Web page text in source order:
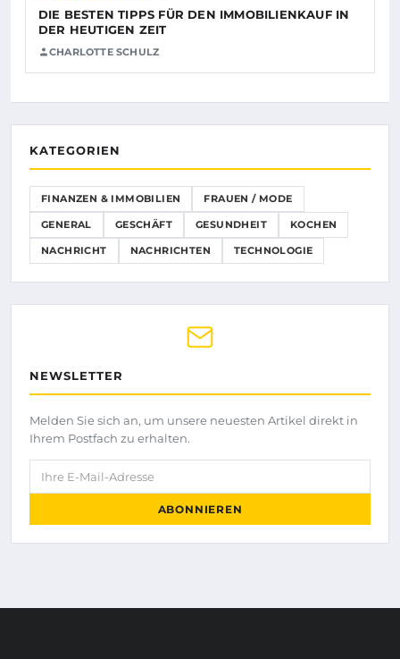
DIE BESTEN TIPPS FÜR DEN IMMOBILIENKAUF IN
DER HEUTIGEN ZEIT
CHARLOTTE SCHULZ
KATEGORIEN
FINANZEN & IMMOBILIEN FRAUEN / MODE
GENERAL GESCHÄFT GESUNDHEIT KOCHEN
NACHRICHT NACHRICHTEN TECHNOLOGIE
NEWSLETTER
Melden Sie sich an, um unsere neuesten Artikel direkt in
Ihrem Postfach zu erhalten.
Ihre E-Mail-Adresse
ABONNIEREN